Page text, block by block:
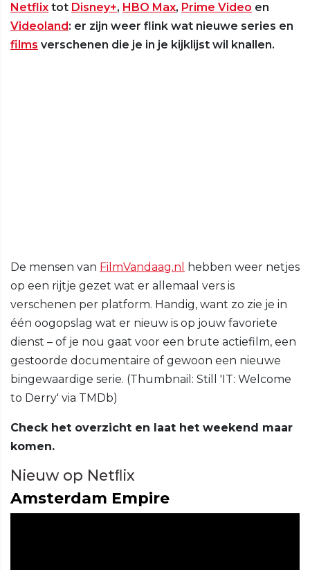
Netflix tot Disney+, HBO Max, Prime Video en
Videoland: er zijn weer flink wat nieuwe series en
films verschenen die je in je kijklijst wil knallen.
De mensen van FilmVandaag.nl
hebben weer netjes
op een rijtje gezet wat er allemaal vers is
verschenen per platform. Handig, want zo zie je in
één oogopslag wat er nieuw is op jouw favoriete
dienst – of je nou gaat voor een brute actiefilm, een
gestoorde documentaire of gewoon een nieuwe
bingewaardige serie. (Thumbnail: Still 'IT: Welcome
to Derry' via TMDb)
Check het overzicht en laat het weekend maar
komen.
Nieuw op Netﬂix
Amsterdam Empire